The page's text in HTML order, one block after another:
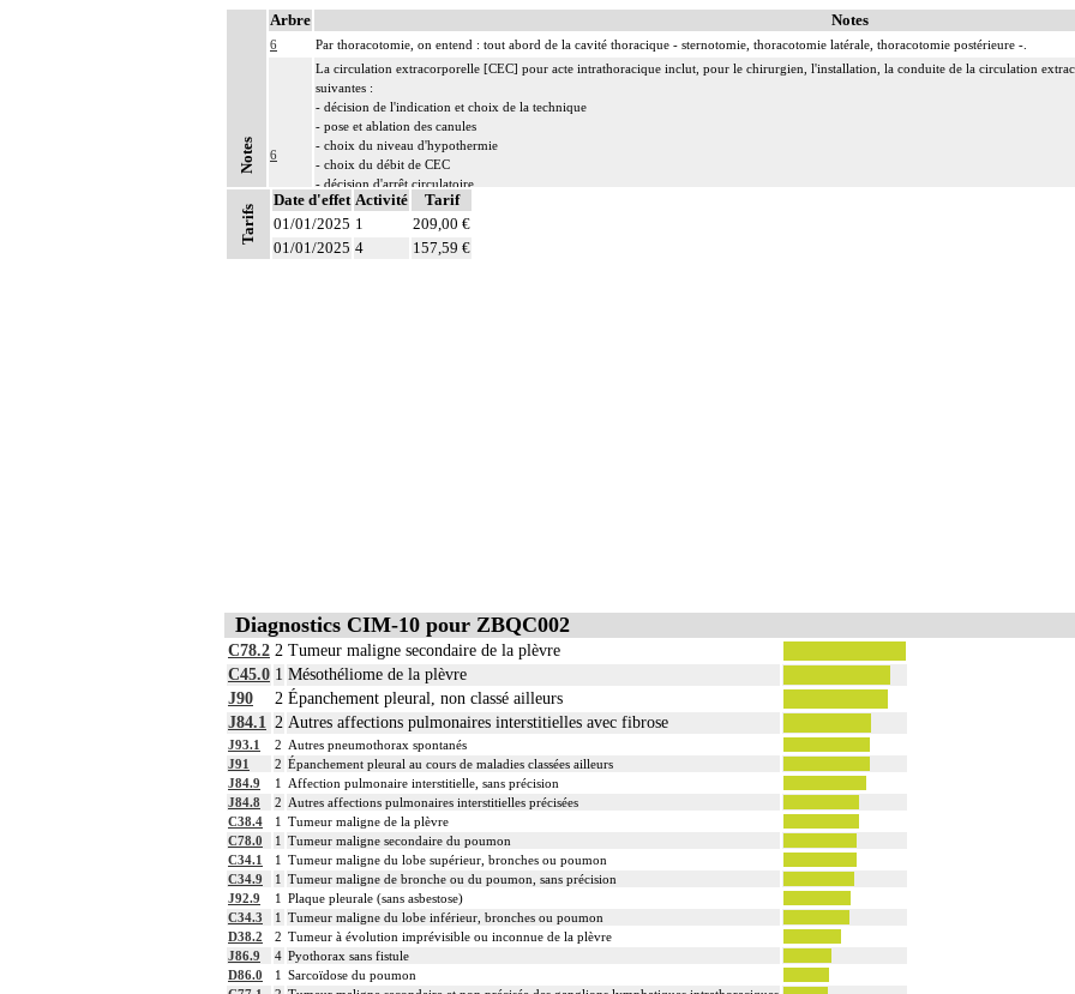
Notes
Arbre Notes
6 Par thoracotomie, on entend : tout abord de la cavité thoracique - sternotomie, thoracotomie latérale, thoracotomie postérieure -.
6
La circulation extracorporelle [CEC] pour acte intrathoracique inclut, pour le chirurgien, l'installation, la conduite de la circulation
suivantes :
- décision de l'indication et choix de la technique
- pose et ablation des canules
- choix du niveau d'hypothermie
- choix du débit de CEC
- décision d'arrêt circulatoire
- définition des protocoles de remplissage
- décision de cardioplégie
- décision d'assistance circulatoire.
Tarifs
Date d'effet Activité
Tarif
01/01/2025 1
209,00 €
01/01/2025 4 157,59 €
Diagnostics CIM-10 pour ZBQC002
C78.2 2 Tumeur maligne secondaire de la plèvre
C45.0 1 Mésothéliome de la plèvre
J90
2 Épanchement pleural, non classé ailleurs
J84.1
2 Autres affections pulmonaires interstitielles avec fibrose
J93.1 2 Autres pneumothorax spontanés
J91
2 Épanchement pleural au cours de maladies classées ailleurs
J84.9
1
Affection pulmonaire interstitielle, sans précision
J84.8
2 Autres affections pulmonaires interstitielles précisées
C38.4
1 Tumeur maligne de la plèvre
C78.0
1 Tumeur maligne secondaire du poumon
C34.1
1 Tumeur maligne du lobe supérieur, bronches ou poumon
C34.9
1 Tumeur maligne de bronche ou du poumon, sans précision
J92.9
1 Plaque pleurale (sans asbestose)
C34.3
1 Tumeur maligne du lobe inférieur, bronches ou poumon
D38.2
2 Tumeur à évolution imprévisible ou inconnue de la plèvre
J86.9
4 Pyothorax sans fistule
D86.0
1 Sarcoïdose du poumon